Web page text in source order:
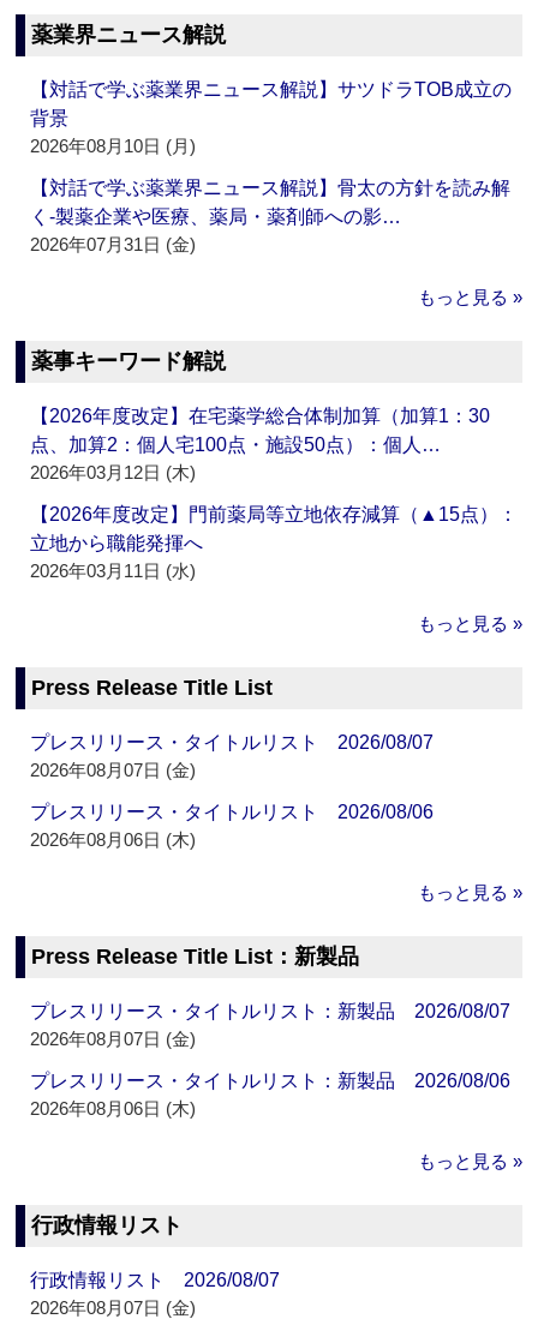
薬業界ニュース解説
【対話で学ぶ薬業界ニュース解説】サツドラTOB成立の
背景
2026年08月10日 (月)
【対話で学ぶ薬業界ニュース解説】骨太の方針を読み解
く‐製薬企業や医療、薬局・薬剤師への影…
2026年07月31日 (金)
もっと見る »
薬事キーワード解説
【2026年度改定】在宅薬学総合体制加算（加算1：30
点、加算2：個人宅100点・施設50点）：個人…
2026年03月12日 (木)
【2026年度改定】門前薬局等立地依存減算（▲15点）：
立地から職能発揮へ
2026年03月11日 (水)
もっと見る »
Press Release Title List
プレスリリース・タイトルリスト 2026/08/07
2026年08月07日 (金)
プレスリリース・タイトルリスト 2026/08/06
2026年08月06日 (木)
もっと見る »
Press Release Title List：新製品
プレスリリース・タイトルリスト：新製品 2026/08/07
2026年08月07日 (金)
プレスリリース・タイトルリスト：新製品 2026/08/06
2026年08月06日 (木)
もっと見る »
行政情報リスト
行政情報リスト 2026/08/07
2026年08月07日 (金)